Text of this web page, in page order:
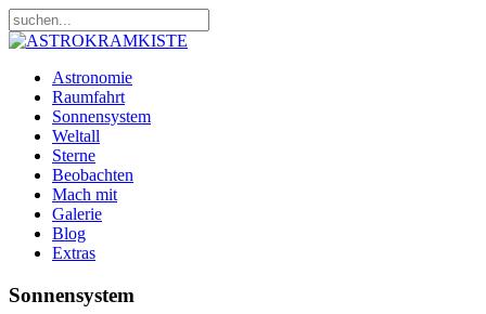
Astronomie
Raumfahrt
Sonnensystem
Weltall
Sterne
Beobachten
Mach mit
Galerie
Blog
Extras
Sonnensystem